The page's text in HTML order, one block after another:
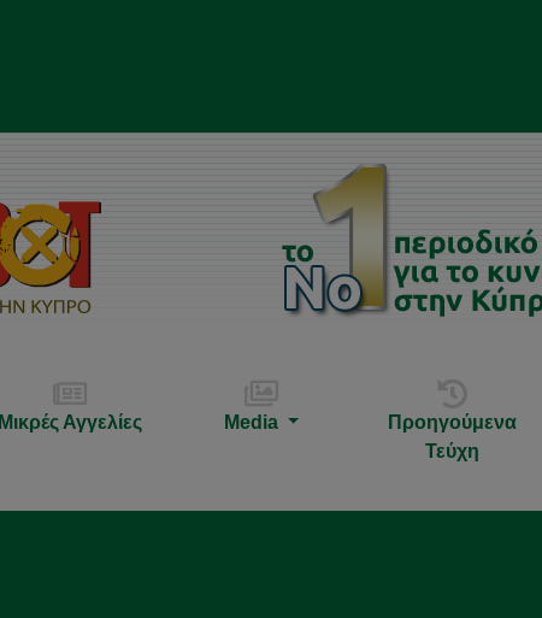
Μικρές Αγγελίες Media
Προηγούμενα
Τεύχη